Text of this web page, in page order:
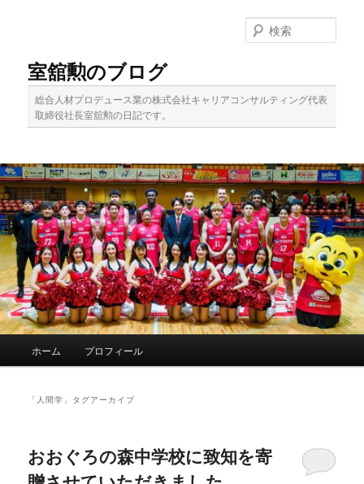
移
動
動
室舘勲のブログ
総合人材プロデュース業の株式会社キャリアコンサルティング代表
取締役社長室舘勲の日記です。
索
ホーム プロフィール
「 人間学 」タグアーカイブ
おおぐろの森中学校に致知を寄